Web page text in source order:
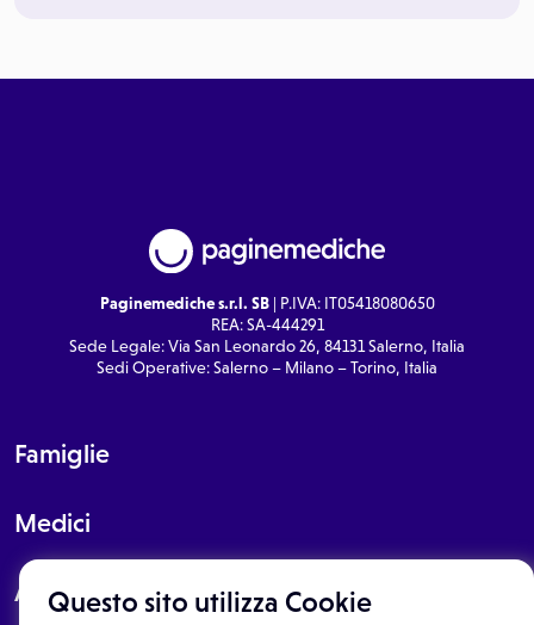
Questo sito utilizza Cookie
Paginemediche s.r.l. SB| P.IVA: IT05418080650
REA: SA-444291
Sede Legale: Via San Leonardo 26, 84131 Salerno, Italia
Sedi Operative: Salerno – Milano – Torino, Italia
Famiglie
Medici
About